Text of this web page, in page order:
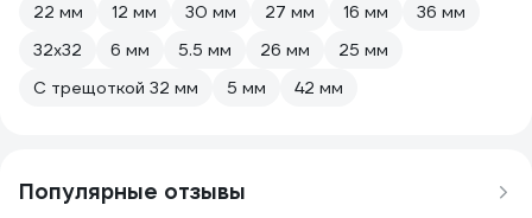
22 мм
12 мм 30 мм 27 мм 16 мм
36 мм
32х32
6 мм 5.5 мм 26 мм
25 мм
С трещоткой 32 мм
5 мм 42 мм
Популярные отзывы